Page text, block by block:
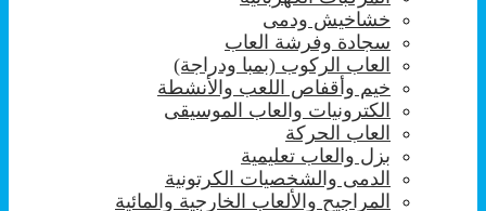
خشاخيش ودمى
سجادة وفرشة العاب
العاب الركوب (بمبا ودراجة)
خيم وأقفاص اللعب والأنشطة
الكترونيات والعاب الموسيقى
العاب الحركة
بزل والعاب تعليمية
الدمى والشخصيات الكرتونية
المراجيح والألعاب الخارجية والمائية